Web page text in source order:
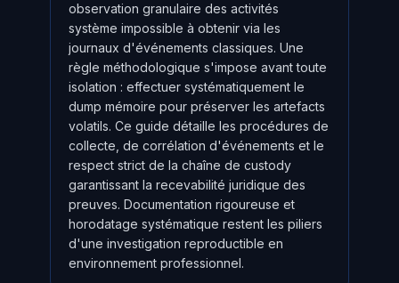
observation granulaire des activités
système impossible à obtenir via les
journaux d'événements classiques. Une
règle méthodologique s'impose avant toute
isolation : effectuer systématiquement le
dump mémoire pour préserver les artefacts
volatils. Ce guide détaille les procédures de
collecte, de corrélation d'événements et le
respect strict de la chaîne de custody
garantissant la recevabilité juridique des
preuves. Documentation rigoureuse et
horodatage systématique restent les piliers
d'une investigation reproductible en
environnement professionnel.